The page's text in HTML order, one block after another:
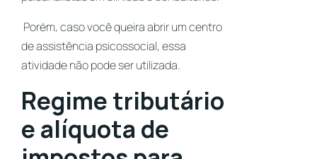
Porém, caso você queira abrir um centro
de assistência psicossocial, essa
atividade não pode ser utilizada.
Regime tributário
e alíquota de